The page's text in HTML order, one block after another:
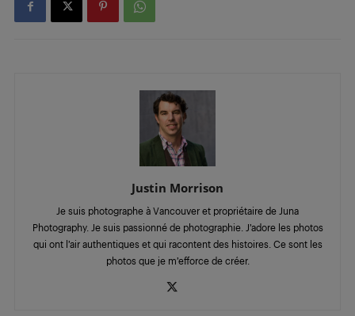
Justin Morrison
Je suis photographe à Vancouver et propriétaire de Juna
Photography. Je suis passionné de photographie. J’adore les photos
qui ont l’air authentiques et qui racontent des histoires. Ce sont les
photos que je m’efforce de créer.